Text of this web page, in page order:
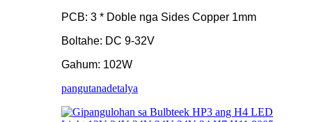
PCB: 3 * Doble nga Sides Copper 1mm
Boltahe: DC 9-32V
Gahum: 102W
pangutanadetalya